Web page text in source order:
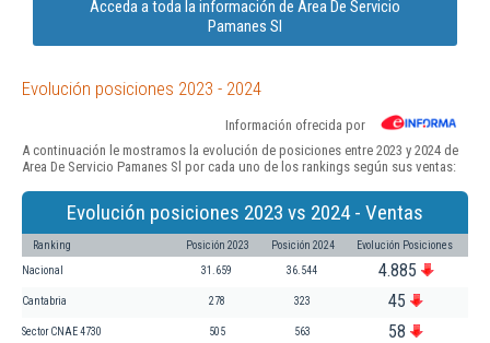
Acceda a toda la información de Area De Servicio
Pamanes Sl
Evolución posiciones 2023 - 2024
Información ofrecida por
A continuación le mostramos la evolución de posiciones entre 2023 y 2024 de
Area De Servicio Pamanes Sl por cada uno de los rankings según sus ventas:
Evolución posiciones 2023 vs 2024 - Ventas
Ranking Posición 2023 Posición 2024 Evolución Posiciones
Nacional 31.659 36.544 4.885
Cantabria 278 323 45
Sector CNAE 4730 505 563 58